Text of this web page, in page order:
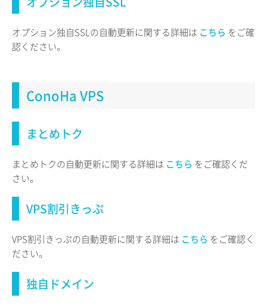
オプション独自SSLの自動更新に関する詳細は こちら をご確
認ください。
ConoHa VPS
まとめトク
まとめトクの自動更新に関する詳細は こちら をご確認くだ
さい。
VPS割引きっぷ
VPS割引きっぷの自動更新に関する詳細は こちら をご確認く
ださい。
独自ドメイン